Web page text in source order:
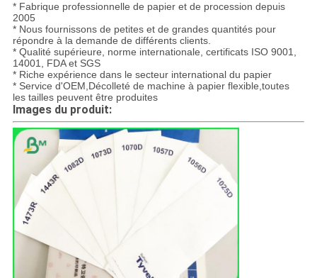
* Fabrique professionnelle de papier et de procession depuis
2005
* Nous fournissons de petites et de grandes quantités pour
répondre à la demande de différents clients.
* Qualité supérieure, norme internationale, certificats ISO 9001,
14001, FDA et SGS
* Riche expérience dans le secteur international du papier
* Service d'OEM,Décolleté de machine à papier flexible,toutes
les tailles peuvent être produites
Images du produit: